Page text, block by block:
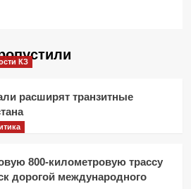
КЗ
расширят транзитные
800-километровую трассу
дорогой международного